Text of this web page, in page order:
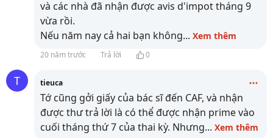
và các nhà đã nhận được avis d'impot tháng 9
vừa rồi.
Nếu năm nay cả hai bạn không... Xem thêm
20 năm trước Trả lời 0
T tieuca
Tớ cũng gởi giấy của bác sĩ đến CAF, và nhận
được thư trả lời là có thể được nhận prime vào
cuối tháng thứ 7 của thai kỳ. Nhưng... Xem thêm